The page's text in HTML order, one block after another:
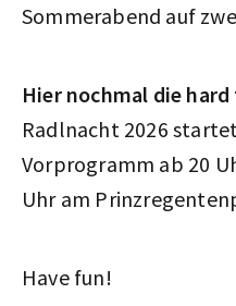
Sommerabend auf
Hier nochmal die
Radlnacht 2026
Vorprogramm ab 20
Uhr am
Have fun!